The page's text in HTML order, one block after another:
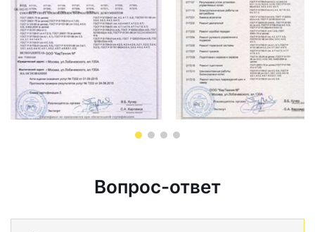
Вопрос-ответ